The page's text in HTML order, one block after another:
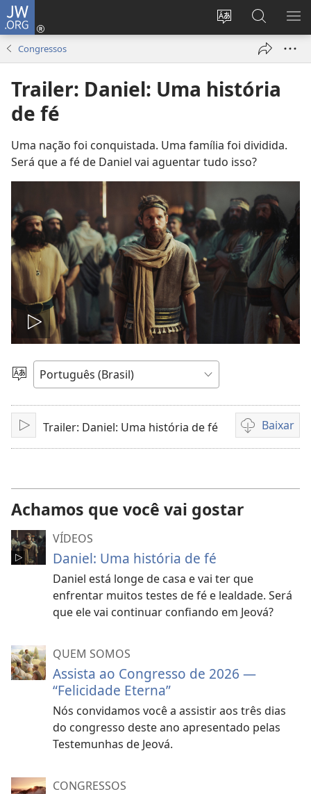
JW.ORG
Mudar
idioma
site
Log
Buscar
no
JW.ORG
Congressos
Trailer: Daniel: Uma história
de fé
Uma nação foi conquistada. Uma família foi dividida.
Será que a fé de Daniel vai aguentar tudo isso?
Reproduzir
vídeo
Escolher
idioma
Reproduzir
Trailer: Daniel: Uma história de fé Baixar
Opções
de
Achamos que você vai gostar
VÍDEOS
Daniel: Uma história de fé
Daniel está longe de casa e vai ter que
enfrentar muitos testes de fé e lealdade. Será
que ele vai continuar confiando em Jeová?
QUEM SOMOS
Assista ao Congresso de 2026 —
“Felicidade Eterna”
Nós convidamos você a assistir aos três dias
do congresso deste ano apresentado pelas
Testemunhas de Jeová.
CONGRESSOS